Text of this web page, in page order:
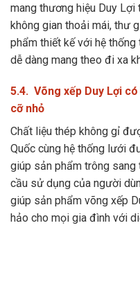
mang thương hiệu Duy
không gian thoải mái, thư
phẩm thiết kế với hệ
dễ dàng mang theo đi xa
5.4. Võng xếp Duy Lợi
cỡ nhỏ
Chất liệu thép không gỉ
Quốc cùng hệ thống lưới
giúp sản phẩm trông
cầu sử dụng của người
giúp sản phẩm võng xếp
hảo cho mọi gia đình với